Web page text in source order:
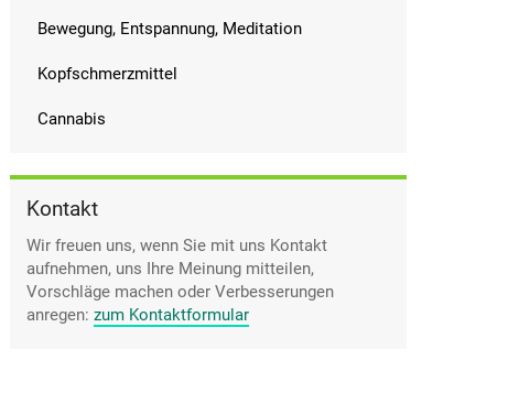
Bewegung, Entspannung, Meditation
Kopfschmerzmittel
Cannabis
Kontakt
Wir freuen uns, wenn Sie mit uns Kontakt
aufnehmen, uns Ihre Meinung mitteilen,
Vorschläge machen oder Verbesserungen
anregen: zum Kontaktformular